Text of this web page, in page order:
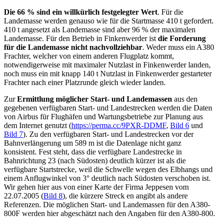
Die 66 % sind ein willkürlich festgelegter Wert. Für die
Landemasse werden genauso wie für die Startmasse 410 t gefordert.
410 t angesetzt als Landemasse sind aber 96 % der maximalen
Landemasse. Für den Betrieb in Finkenwerder ist die Forderung
für die Landemasse nicht nachvollziehbar. Weder muss ein A380
Frachter, welcher von einem anderen Flugplatz kommt,
notwendigerweise mit maximaler Nutzlast in Finkenwerder landen,
noch muss ein mit knapp 140 t Nutzlast in Finkenwerder gestarteter
Frachter nach einer Platzrunde gleich wieder landen.
ZurErmittlung möglicher Start- und Landemassen aus den
gegebenen verfügbaren Start- und Landestrecken werden die Daten
von Airbus für Flughäfen und Wartungsbetriebe zur Planung aus
dem Internet genutzt (https://perma.cc/9PXR-DDMF, Bild 6 und
Bild 7). Zu den verfügbaren Start- und Landestrecken vor der
Bahnverlängerung um 589 m ist die Datenlage nicht ganz
konsistent. Fest steht, dass die verfügbare Landestrecke in
Bahnrichtung 23 (nach Südosten) deutlich kürzer ist als die
verfügbare Startstrecke, weil die Schwelle wegen des Elbhangs und
einem Anflugwinkel von 3° deutlich nach Südosten verschoben ist.
Wir gehen hier aus von einer Karte der Firma Jeppesen vom
22.07.2005 (Bild 8), die kürzere Streck en angibt als andere
Referenzen. Die möglichen Start- und Landemassen für den A380-
800F werden hier abgeschätzt nach den Angaben für den A380-800.